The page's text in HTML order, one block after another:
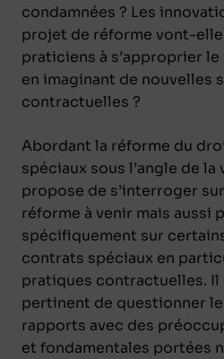
condamnées ? Les
projet de réforme vont-
praticiens à s’approprier
en imaginant de nouvelles
contractuelles ?
Abordant la réforme du
spéciaux sous l’angle de
propose de s’interroger
réforme à venir mais aussi
spécifiquement sur
contrats spéciaux en
pratiques contractuelles. Il
pertinent de questionner
rapports avec des
et fondamentales portées